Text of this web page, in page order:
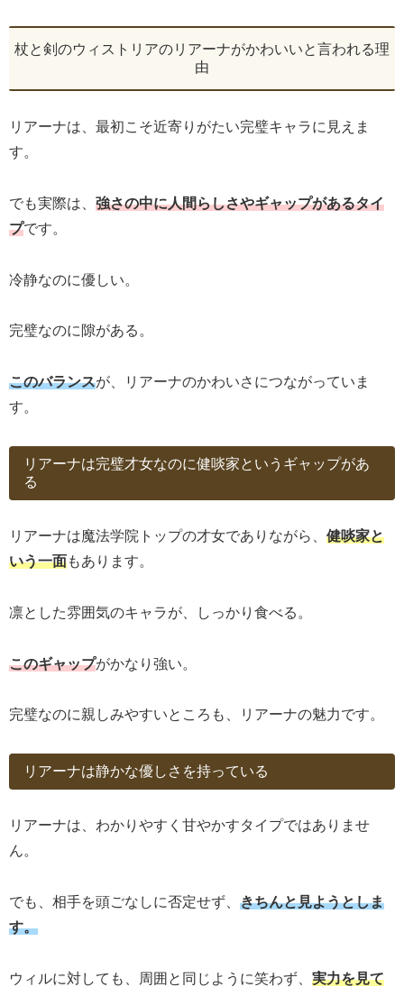
杖と剣のウィストリアのリアーナがかわいいと言われる理
由
リアーナは、最初こそ近寄りがたい完璧キャラに見えま
す。
でも実際は、 強さの中に人間らしさやギャップがあるタイ
プです。
冷静なのに優しい。
完璧なのに隙がある。
このバランスが、リアーナのかわいさにつながっていま
す。
リアーナは完璧才女なのに健啖家というギャップがあ
る
リアーナは魔法学院トップの才女でありながら、 健啖家と
いう一面もあります。
凛とした雰囲気のキャラが、しっかり食べる。
このギャップがかなり強い。
完璧なのに親しみやすいところも、リアーナの魅力です。
リアーナは静かな優しさを持っている
リアーナは、わかりやすく甘やかすタイプではありませ
ん。
でも、相手を頭ごなしに否定せず、 きちんと見ようとしま
す。
ウィルに対しても、周囲と同じように笑わず、 実力を見て